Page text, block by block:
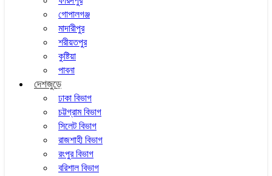
গোপালগঞ্জ
মাদারীপুর
শরীয়তপুর
কুষ্টিয়া
পাবনা
দেশজুড়ে
ঢাকা বিভাগ
চট্টগ্রাম বিভাগ
সিলেট বিভাগ
রাজশাহী বিভাগ
রংপুর বিভাগ
বরিশাল বিভাগ